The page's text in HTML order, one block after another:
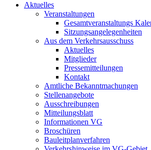
Aktuelles
Veranstaltungen
Gesamtveranstaltungs
Sitzungsangelegenheiten
Aus dem Verkehrsausschuss
Aktuelles
Mitglieder
Pressemitteilungen
Kontakt
Amtliche Bekanntmachungen
Stellenangebote
Ausschreibungen
Mitteilungsblatt
Informationen VG
Broschüren
Bauleitplanverfahren